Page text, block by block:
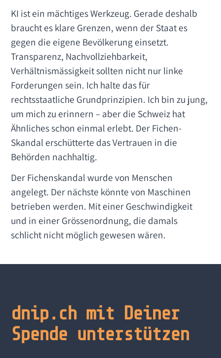
KI ist ein mächtiges Werkzeug. Gerade deshalb
braucht es klare Grenzen, wenn der Staat es
gegen die eigene Bevölkerung einsetzt.
Transparenz, Nachvollziehbarkeit,
Verhältnismässigkeit sollten nicht nur linke
Forderungen sein. Ich halte das für
rechtsstaatliche Grundprinzipien. Ich bin zu jung,
um mich zu erinnern – aber die Schweiz hat
Ähnliches schon einmal erlebt. Der Fichen-
Skandal erschütterte das Vertrauen in die
Behörden nachhaltig.
Der Fichenskandal wurde von Menschen
angelegt. Der nächste könnte von Maschinen
betrieben werden. Mit einer Geschwindigkeit
und in einer Grössenordnung, die damals
schlicht nicht möglich gewesen wären.
dnip.ch mit Deiner
Spende unterstützen